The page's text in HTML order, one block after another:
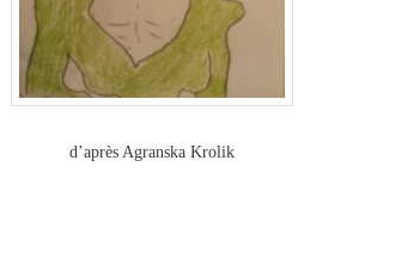
d’après Agranska Krolik